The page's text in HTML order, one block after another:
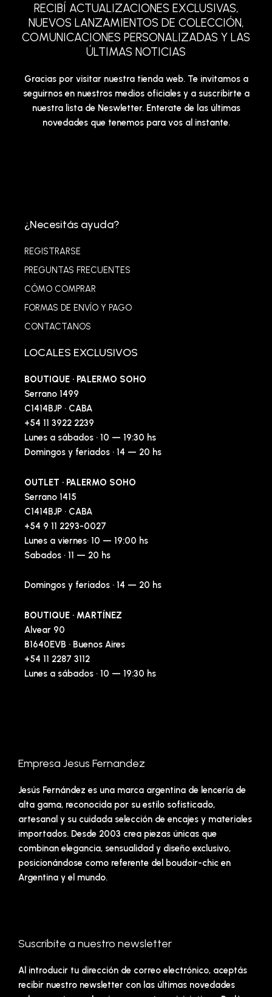
RECIBÍ ACTUALIZACIONES EXCLUSIVAS,
NUEVOS LANZAMIENTOS DE COLECCIÓN,
COMUNICACIONES PERSONALIZADAS Y LAS
ÚLTIMAS NOTICIAS
Gracias por visitar nuestra tienda web. Te invitamos a
seguirnos en nuestros medios oficiales y a suscribirte a
nuestra lista de Neswletter. Enterate de las últimas
novedades que tenemos para vos al instante.
¿Necesitás ayuda?
REGISTRARSE
PREGUNTAS FRECUENTES
CÓMO COMPRAR
FORMAS DE ENVÍO Y PAGO
CONTACTANOS
LOCALES EXCLUSIVOS
BOUTIQUE · PALERMO SOHO
Serrano 1499
C1414BJP · CABA
+54 11 3922 2239
Lunes a sábados · 10 — 19:30 hs
Domingos y feriados · 14 — 20 hs
OUTLET · PALERMO SOHO
Serrano 1415
C1414BJP · CABA
+54 9 11 2293-0027
Lunes a viernes· 10 — 19:00 hs
Sabados · 11 — 20 hs
Domingos y feriados · 14 — 20 hs
BOUTIQUE · MARTÍNEZ
Alvear 90
B1640EVB · Buenos Aires
+54 11 2287 3112
Lunes a sábados · 10 — 19:30 hs
Empresa Jesus Fernandez
Jesús Fernández es una marca argentina de lencería de
alta gama, reconocida por su estilo sofisticado,
artesanal y su cuidada selección de encajes y materiales
importados. Desde 2003 crea piezas únicas que
combinan elegancia, sensualidad y diseño exclusivo,
posicionándose como referente del boudoir-chic en
Argentina y el mundo.
Suscribite a nuestro newsletter
Al introducir tu dirección de correo electrónico, aceptás
recibir nuestro newsletter con las últimas novedades